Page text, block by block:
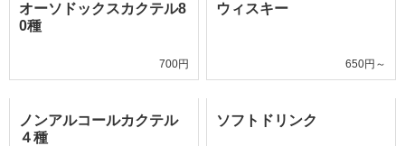
オーソドックスカクテル8
0種
700円
ウィスキー
650円～
ノンアルコールカクテル
４種
ソフトドリンク